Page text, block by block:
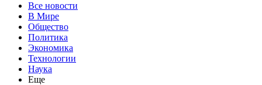
Все новости
В Мире
Общество
Политика
Экономика
Технологии
Наука
Еще